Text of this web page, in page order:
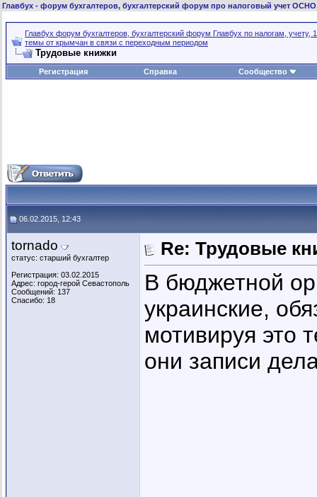
Главбух - форум бухгалтеров, бухгалтерский форум про налоговый учет
Главбух форум бухгалтеров, бухгалтерский форум Главбух по налогам, учету,
темы от крымчан в связи с переходным периодом
Трудовые книжки
Регистрация Справка Сообщество
06.02.2015, 12:43
tornado
статус: старший бухгалтер
Регистрация: 03.02.2015
Адрес: город-герой Севастополь
Сообщений: 137
Спасибо: 18
Re: Трудовые
В бюджетной
украинские,
мотивируя это
они записи